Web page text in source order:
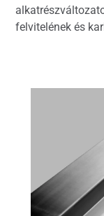
felvitelének és